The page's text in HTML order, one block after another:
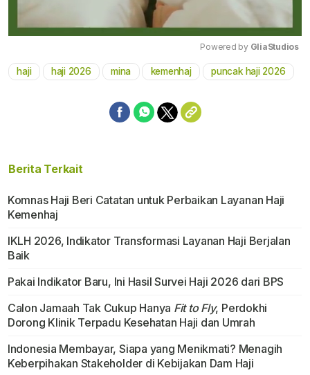
Mute
Powered by GliaStudios
haji haji 2026 mina kemenhaj puncak haji 2026
Berita Terkait
Komnas Haji Beri Catatan untuk Perbaikan Layanan Haji
Kemenhaj
IKLH 2026, Indikator Transformasi Layanan Haji Berjalan
Baik
Pakai Indikator Baru, Ini Hasil Survei Haji 2026 dari BPS
Calon Jamaah Tak Cukup Hanya Fit to Fly, Perdokhi
Dorong Klinik Terpadu Kesehatan Haji dan Umrah
Indonesia Membayar, Siapa yang Menikmati? Menagih
Keberpihakan Stakeholder di Kebijakan Dam Haji